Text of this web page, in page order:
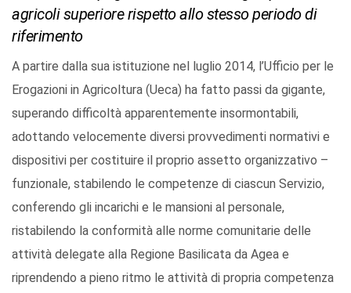
agricoli superiore rispetto allo stesso periodo di
riferimento
A partire dalla sua istituzione nel luglio 2014, l’Ufficio per le
Erogazioni in Agricoltura (Ueca) ha fatto passi da gigante,
superando difficoltà apparentemente insormontabili,
adottando velocemente diversi provvedimenti normativi e
dispositivi per costituire il proprio assetto organizzativo –
funzionale, stabilendo le competenze di ciascun Servizio,
conferendo gli incarichi e le mansioni al personale,
ristabilendo la conformità alle norme comunitarie delle
attività delegate alla Regione Basilicata da Agea e
riprendendo a pieno ritmo le attività di propria competenza